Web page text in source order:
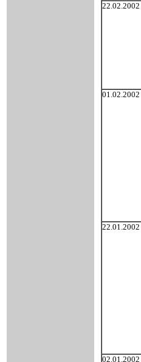
22.02.2002
01.02.2002
22.01.2002
02.01.2002